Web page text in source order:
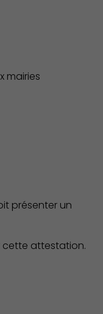
mairies
présenter un
cette attestation.